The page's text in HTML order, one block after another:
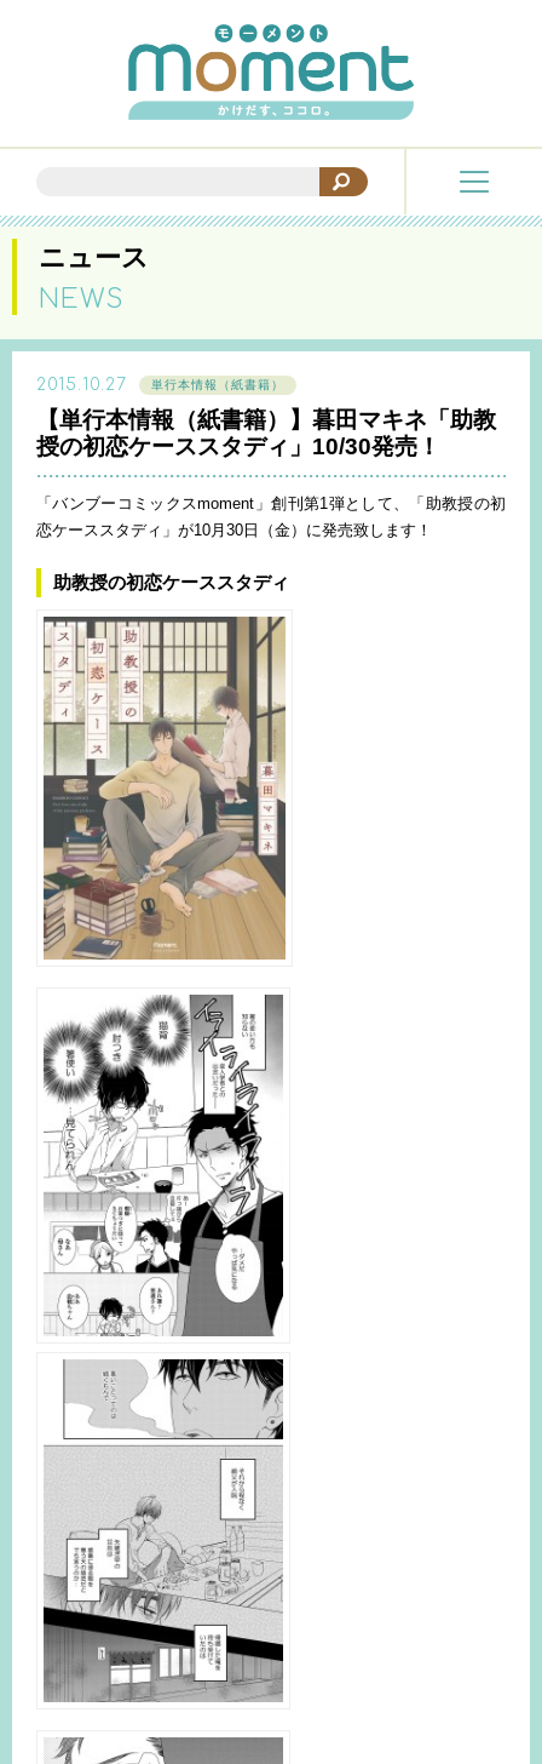
ニュース
NEWS
2015.10.27 単行本情報（紙書籍）
【単行本情報（紙書籍）】暮田マキネ「助教
授の初恋ケーススタディ」10/30発売！
「バンブーコミックスmoment」創刊第1弾として、「助教授の初
恋ケーススタディ」が10月30日（金）に発売致します！
助教授の初恋ケーススタディ